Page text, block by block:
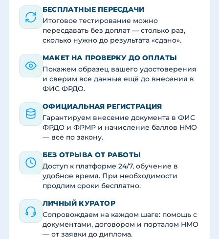
БЕСПЛАТНЫЕ ПЕРЕСДАЧИ
Итоговое тестирование можно
пересдавать без доплат — столько раз,
сколько нужно до результата «сдано».
МАКЕТ НА ПРОВЕРКУ ДО ОПЛАТЫ
Покажем образец вашего удостоверения
и сверим все данные ещё до внесения в
ФИС ФРДО.
ОФИЦИАЛЬНАЯ РЕГИСТРАЦИЯ
Гарантируем внесение документа в ФИС
ФРДО и ФРМР и начисление баллов НМО
— всё по закону.
БЕЗ ОТРЫВА ОТ РАБОТЫ
Доступ к платформе 24/7, обучение в
удобное время. При необходимости
продлим сроки бесплатно.
ЛИЧНЫЙ КУРАТОР
Сопровождаем на каждом шаге: помощь с
документами, договором и порталом НМО
— от заявки до диплома.